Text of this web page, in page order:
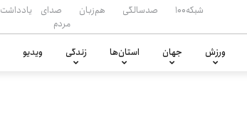
شبکه۱۰۰ صدسالگی هم‌زبان
صدای
مردم
یادداشت
ورزش جهان استان‌ها زندگی ویدیو